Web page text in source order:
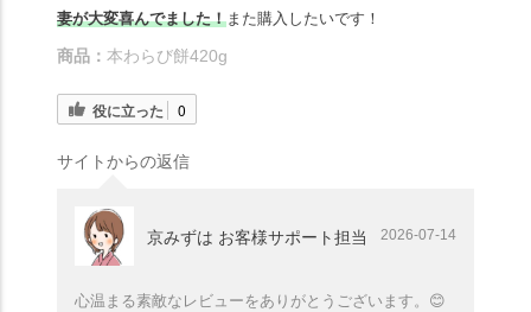
妻が大変喜んでました！ また購入したいです！
商品： 本わらび餅420g
役に立った 0
サイトからの返信
京みずは お客様サポート担当 2026-07-14
心温まる素敵なレビューをありがとうございます。😊